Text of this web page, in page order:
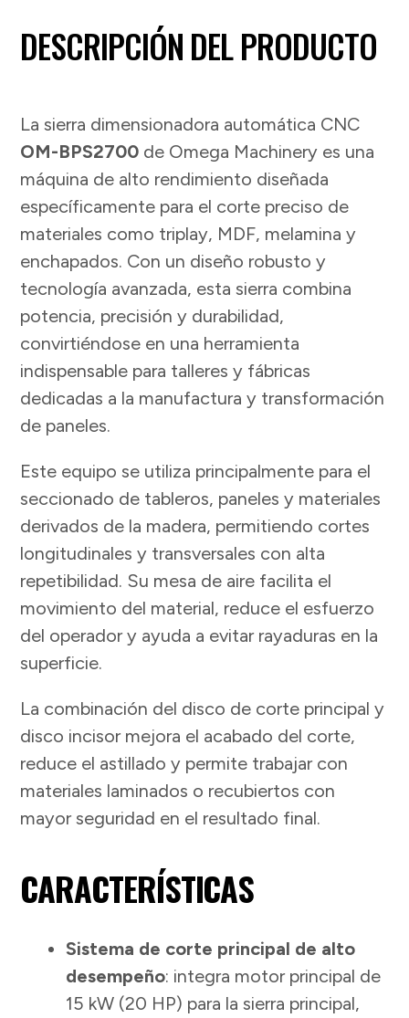
DESCRIPCIÓN DEL PRODUCTO
La sierra dimensionadora automática CNC
OM-BPS2700 de Omega Machinery es una
máquina de alto rendimiento diseñada
específicamente para el corte preciso de
materiales como triplay, MDF, melamina y
enchapados. Con un diseño robusto y
tecnología avanzada, esta sierra combina
potencia, precisión y durabilidad,
convirtiéndose en una herramienta
indispensable para talleres y fábricas
dedicadas a la manufactura y transformación
de paneles.
Este equipo se utiliza principalmente para el
seccionado de tableros, paneles y materiales
derivados de la madera, permitiendo cortes
longitudinales y transversales con alta
repetibilidad. Su mesa de aire facilita el
movimiento del material, reduce el esfuerzo
del operador y ayuda a evitar rayaduras en la
superficie.
La combinación del disco de corte principal y
disco incisor mejora el acabado del corte,
reduce el astillado y permite trabajar con
materiales laminados o recubiertos con
mayor seguridad en el resultado final.
CARACTERÍSTICAS
Sistema de corte principal de alto
desempeño: integra motor principal de
15 kW (20 HP) para la sierra principal,